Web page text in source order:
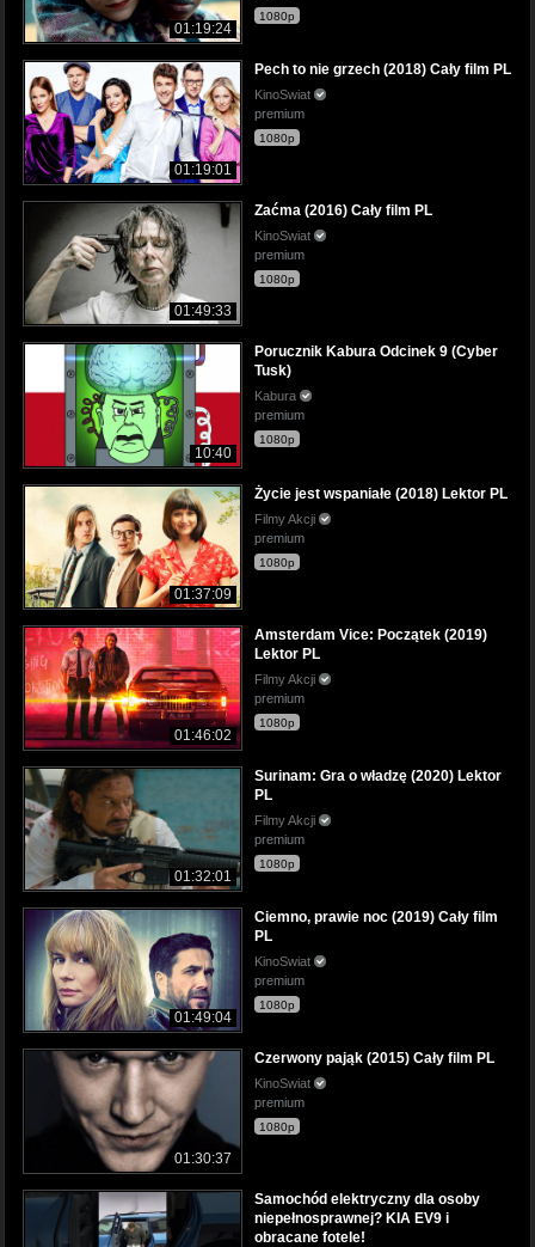
01:19:24
1080p
01:19:01
Pech to nie grzech (2018) Cały film PL
KinoSwiat
premium
1080p
01:49:33
Zaćma (2016) Cały film PL
KinoSwiat
premium
1080p
10:40
Porucznik Kabura Odcinek 9 (Cyber
Tusk)
Kabura
premium
1080p
01:37:09
Życie jest wspaniałe (2018) Lektor PL
Filmy Akcji
premium
1080p
01:46:02
Amsterdam Vice: Początek (2019)
Lektor PL
Filmy Akcji
premium
1080p
01:32:01
Surinam: Gra o władzę (2020) Lektor
PL
Filmy Akcji
premium
1080p
01:49:04
Ciemno, prawie noc (2019) Cały film
PL
KinoSwiat
premium
1080p
01:30:37
Czerwony pająk (2015) Cały film PL
KinoSwiat
premium
1080p
Samochód elektryczny dla osoby
niepełnosprawnej? KIA EV9 i
obracane fotele!